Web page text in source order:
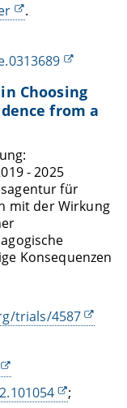
.
Choosing
from a
- 2025
für
mit der Wirkung
Konsequenzen
trials/4587
;